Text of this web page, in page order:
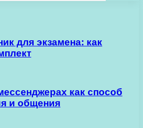
для экзамена: как
как способ
и общения